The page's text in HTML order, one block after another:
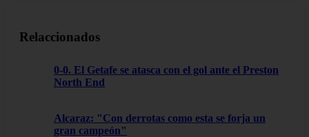
Relaccionados
0-0. El Getafe se atasca con el gol ante el Preston
North End
Alcaraz: "Con derrotas como esta se forja un
gran campeón"